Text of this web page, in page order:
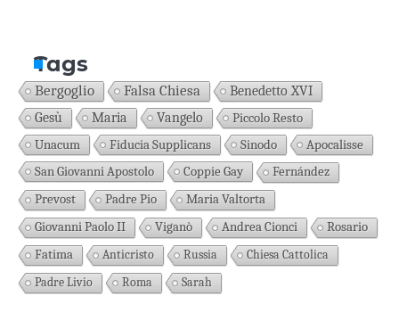
Tags
Bergoglio Falsa Chiesa Benedetto XVI
Gesù Maria Vangelo
Piccolo Resto
Unacum
Fiducia Supplicans Sinodo
Apocalisse
San Giovanni Apostolo
Coppie Gay
Fernández
Prevost
Padre Pio
Maria Valtorta
Giovanni Paolo II
Viganò Andrea Cionci
Rosario
Fatima
Anticristo Russia
Chiesa Cattolica
Padre Livio
Roma Sarah